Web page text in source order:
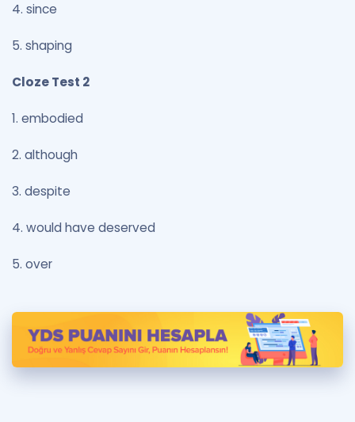
4. since
5. shaping
Cloze Test 2
1. embodied
2. although
3. despite
4. would have deserved
5. over